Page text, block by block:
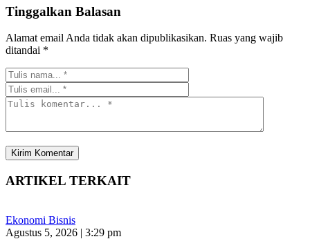
Tinggalkan Balasan
Alamat email Anda tidak akan dipublikasikan. Ruas yang wajib
ditandai *
ARTIKEL TERKAIT
Ekonomi Bisnis
Agustus 5, 2026 | 3:29 pm